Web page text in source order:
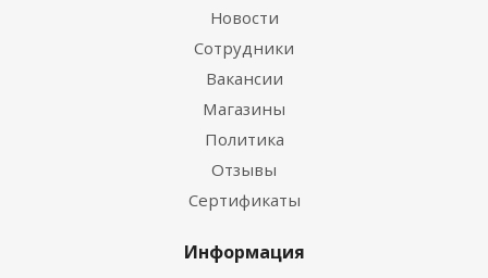
Новости
Сотрудники
Вакансии
Магазины
Политика
Отзывы
Сертификаты
Информация